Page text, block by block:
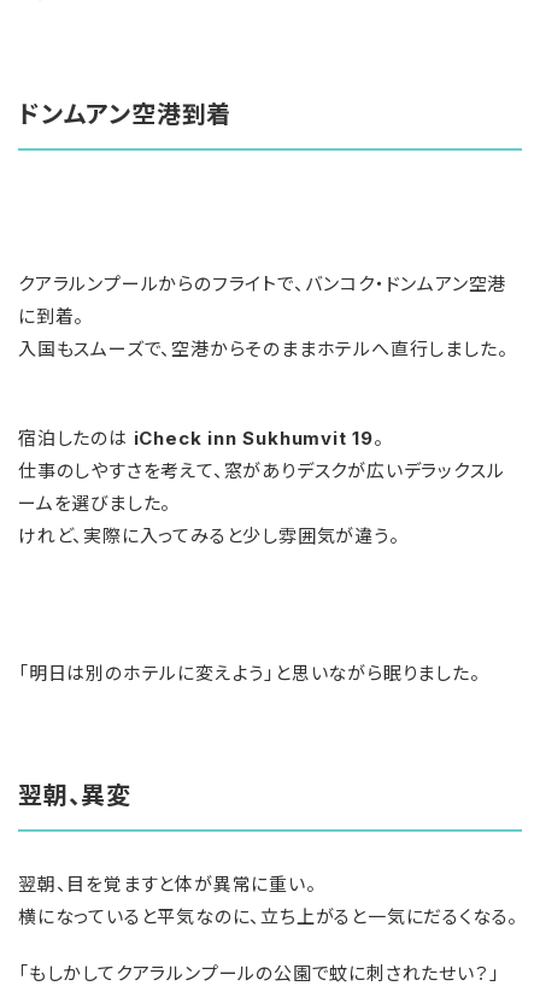
ドンムアン空港到着
クアラルンプールからのフライトで、バンコク・ドンムアン空港
に到着。
入国もスムーズで、空港からそのままホテルへ直行しました。
宿泊したのは iCheck inn Sukhumvit 19。
仕事のしやすさを考えて、窓がありデスクが広いデラックスル
ームを選びました。
けれど、実際に入ってみると少し雰囲気が違う。
「明日は別のホテルに変えよう」と思いながら眠りました。
翌朝、異変
翌朝、目を覚ますと体が異常に重い。
横になっていると平気なのに、立ち上がると一気にだるくなる。
「もしかしてクアラルンプールの公園で蚊に刺されたせい？」